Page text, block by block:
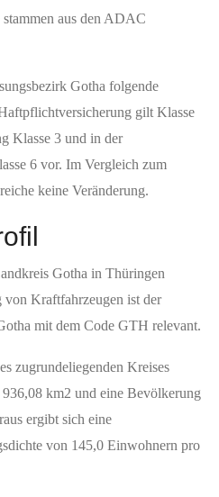
aus den ADAC
Gotha folgende
gilt Klasse
Klasse 3 und in der
6 vor. Im Vergleich zum
keine Veränderung.
Gotha in Thüringen
von Kraftfahrzeugen ist der
mit dem Code GTH relevant.
zugrundeliegenden Kreises
km2 und eine Bevölkerung
ergibt sich eine
von 145,0 Einwohnern pro